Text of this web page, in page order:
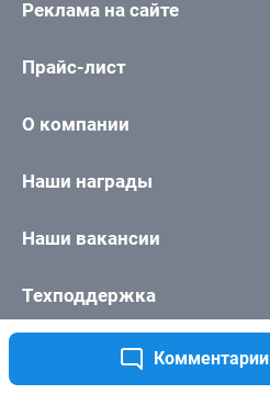
Комментарии